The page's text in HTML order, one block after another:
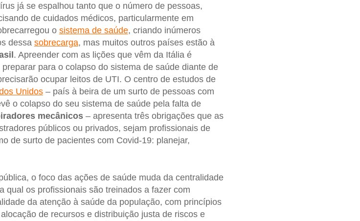
já se espalhou tanto que o número de pessoas,
de cuidados médicos, particularmente em
o sistema de saúde, criando inúmeros
dessa sobrecarga, mas muitos outros países estão à
. Apreender com as lições que vêm da Itália é
para o colapso do sistema de saúde diante de
ocupar leitos de UTI. O centro de estudos de
Unidos– país à beira de um surto de pessoas com
o colapso do seu sistema de saúde pela falta de
mecânicos– apresenta três obrigações que as
públicos ou privados, sejam profissionais de
de surto de pacientes com Covid-19: planejar,
o foco das ações de saúde muda da centralidade
qual os profissionais são treinados a fazer com
da atenção à saúde da população, com princípios
de recursos e distribuição justa de riscos e